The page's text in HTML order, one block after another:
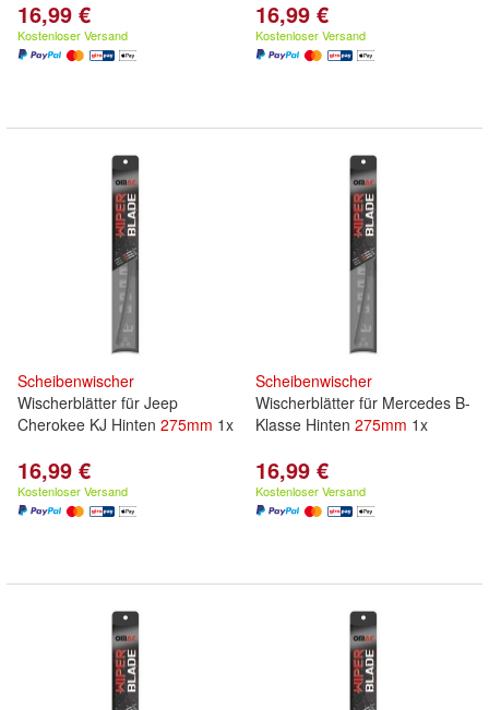
16,99 €
Kostenloser Versand
16,99 €
Kostenloser Versand
Scheibenwischer
Wischerblätter für Jeep
Cherokee KJ Hinten 275mm 1x
16,99 €
Kostenloser Versand
Scheibenwischer
Wischerblätter für Mercedes B-
Klasse Hinten 275mm 1x
16,99 €
Kostenloser Versand